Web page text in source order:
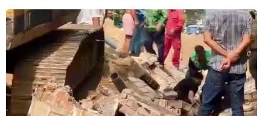
Hà Nội triển khai phòng, chống dịch liên
quan đến bệnh nhân người Nhật
14/02/2021 13:45
Ngày 14/2, UBND phường Quảng An, quận Tây Hồ, Hà